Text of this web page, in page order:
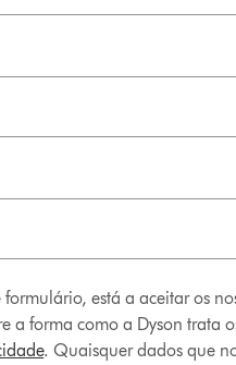
formulário, está a aceitar os
a forma como a Dyson trata
. Quaisquer dados que